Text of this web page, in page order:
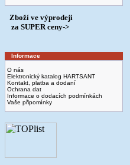
Zboží ve výprodeji
­ za SUPER ceny->
Informace
O nás
Elektronický katalog HARTSANT
Kontakt, platba a dodaní
Ochrana dat
Informace o dodacích podmínkách
Vaše připomínky